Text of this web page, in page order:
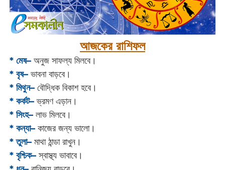
আজকের রাশিফল
* মেষ–অনুজ সাফল্য মিলবে।
* বৃষ–ভাবনা বাড়বে।
* মিথুন–বৌদ্ধিক বিকাশ হবে।
* কর্কট–ভ্রমণ এড়ান।
* সিংহ–লাভ মিলবে।
* কন্যা–কাজের জন্য ভালো।
* তুলা–মাথা ঠান্ডা রাখুন।
* বৃশ্চিক–স্বাস্থ্য ভাবাবে।